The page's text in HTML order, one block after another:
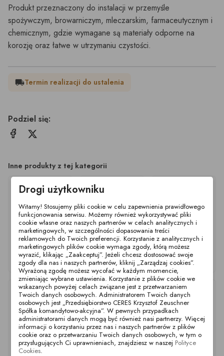
Produkt przeznaczony do instalacji w przemyśle
spożywczym, browarniczym, mleczarskim, farmaceutycznym i
chemicznym, gdzie wymagane są materiały odporne na
korozję oraz łatwe w utrzymaniu czystości.
local_shippingTermin realizacji do ustalenia
Podziel się:
Inne produkty z tej kategorii
Złączka spawana SL
DN25-R1 304
Złączka spawana SL
DN40-R1 304
Złącze spawane SL
DN50-R1 304
Drogi użytkowniku
Witamy! Stosujemy pliki cookie w celu zapewnienia prawidłowego
funkcjonowania serwisu. Możemy również wykorzystywać pliki
cookie własne oraz naszych partnerów w celach analitycznych i
marketingowych, w szczególności dopasowania treści
reklamowych do Twoich preferencji. Korzystanie z analitycznych i
marketingowych plików cookie wymaga zgody, którą możesz
wyrazić, klikając „Zaakceptuj”. Jeżeli chcesz dostosować swoje
zgody dla nas i naszych partnerów, kliknij „Zarządzaj cookies”.
Wyrażoną zgodę możesz wycofać w każdym momencie,
zmieniając wybrane ustawienia. Korzystanie z plików cookie we
wskazanych powyżej celach związane jest z przetwarzaniem
Twoich danych osobowych. Administratorem Twoich danych
osobowych jest „Przedsiębiorstwo CERES Krzysztof Zeuschner
Spółka komandytowo-akcyjna”. W pewnych przypadkach
administratorami danych mogą być również nasi partnerzy. Więcej
informacji o korzystaniu przez nas i naszych partnerów z plików
cookie oraz o przetwarzaniu Twoich danych osobowych, w tym o
przysługujących Ci uprawnieniach, znajdziesz w naszej Polityce
Cookies.